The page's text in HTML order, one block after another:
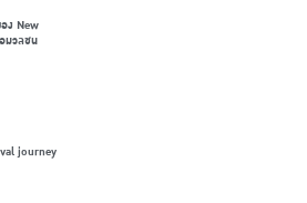
ง New
มวลชน
journey